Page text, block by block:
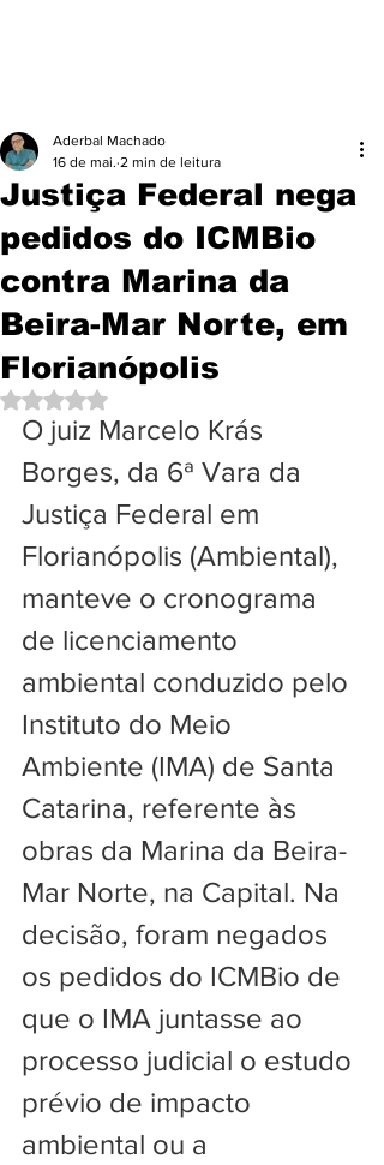
Justiça Federal nega
pedidos do ICMBio
contra Marina da
Beira-Mar Norte, em
Florianópolis
Aderbal Machado
16 de mai. 2 min de leitura
Avaliado com NaN de 5 estrelas.
O juiz Marcelo Krás
Borges, da 6ª Vara da
Justiça Federal em
Florianópolis (Ambiental),
manteve o cronograma
de licenciamento
ambiental conduzido pelo
Instituto do Meio
Ambiente (IMA) de Santa
Catarina, referente às
obras da Marina da Beira-
Mar Norte, na Capital. Na
decisão, foram negados
os pedidos do ICMBio de
que o IMA juntasse ao
processo judicial o estudo
prévio de impacto
ambiental ou a